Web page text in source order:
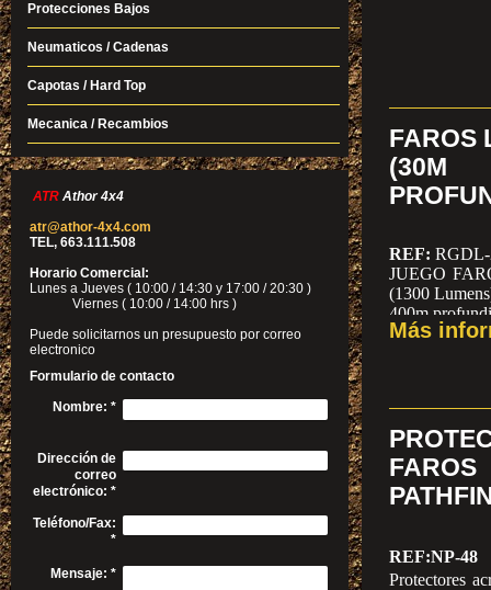
FAROS
REF: RGDL-
JUEGO
(1300
400m
Más
REF:NP-48
Protectores
Protecciones Bajos
Neumaticos / Cadenas
Capotas / Hard Top
Mecanica / Recambios
ATR Athor 4x4
atr@athor-4x4.com
TEL, 663.111.508
Horario Comercial:
Lunes a Jueves ( 10:00 / 14:30 y 17:00 / 20:30 )
Viernes ( 10:00 / 14:00 hrs )
Puede solicitarnos un presupuesto por correo
electronico
Formulario de contacto
Nombre: *
Dirección de
correo
electrónico: *
Teléfono/Fax:
*
Mensaje: *